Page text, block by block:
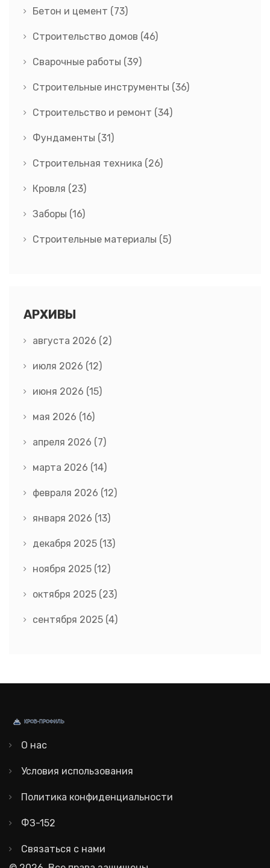
Бетон и цемент (73)
Строительство домов (46)
Сварочные работы (39)
Строительные инструменты (36)
Строительство и ремонт (34)
Фундаменты (31)
Строительная техника (26)
Кровля (23)
Заборы (16)
Строительные материалы (5)
АРХИВЫ
августа 2026 (2)
июля 2026 (12)
июня 2026 (15)
мая 2026 (16)
апреля 2026 (7)
марта 2026 (14)
февраля 2026 (12)
января 2026 (13)
декабря 2025 (13)
ноября 2025 (12)
октября 2025 (23)
сентября 2025 (4)
О нас
Условия использования
Политика конфиденциальности
ФЗ-152
Связаться с нами